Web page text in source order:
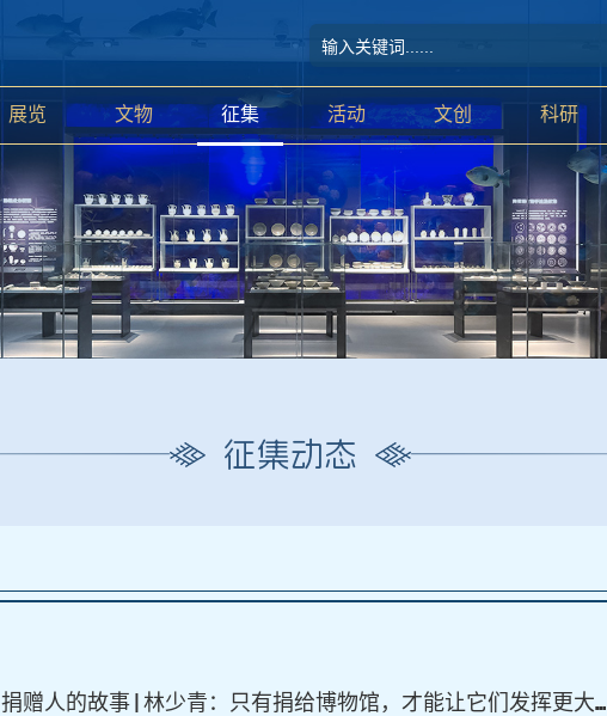
展览 文物 征集 活动 文创 科研
征集动态
捐赠人的故事 | 林少青：只有捐给博物馆，才能让它们发挥更大...